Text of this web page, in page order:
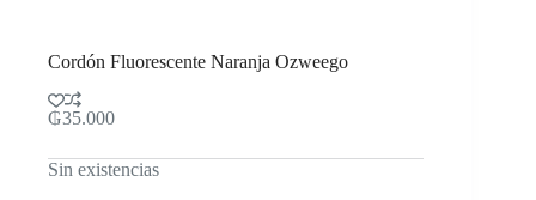
Cordón Fluorescente Naranja Ozweego
₲35.000
Sin existencias